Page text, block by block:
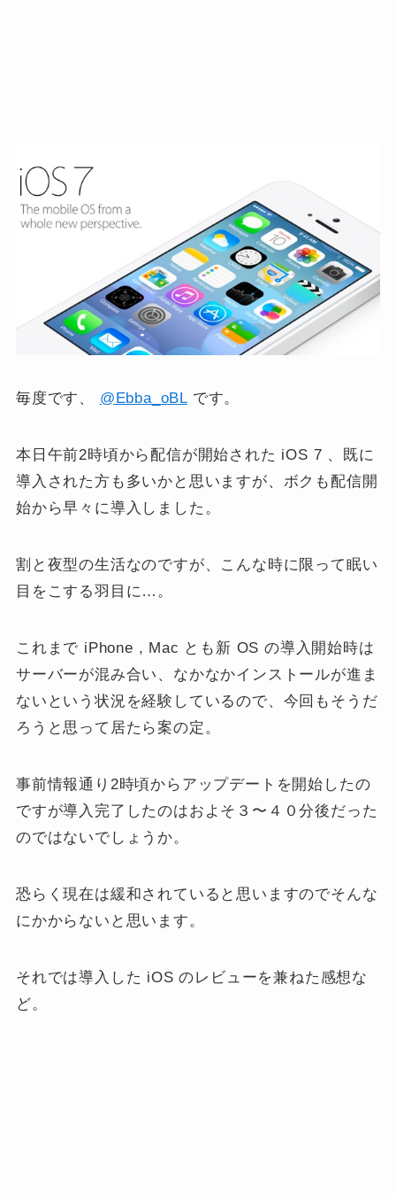
毎度です、 @Ebba_oBL です。
本日午前2時頃から配信が開始された iOS 7 、既に
導入された方も多いかと思いますが、ボクも配信開
始から早々に導入しました。
割と夜型の生活なのですが、こんな時に限って眠い
目をこする羽目に…。
これまで iPhone , Mac とも新 OS の導入開始時は
サーバーが混み合い、なかなかインストールが進ま
ないという状況を経験しているので、今回もそうだ
ろうと思って居たら案の定。
事前情報通り2時頃からアップデートを開始したの
ですが導入完了したのはおよそ３〜４０分後だった
のではないでしょうか。
恐らく現在は緩和されていると思いますのでそんな
にかからないと思います。
それでは導入した iOS のレビューを兼ねた感想な
ど。